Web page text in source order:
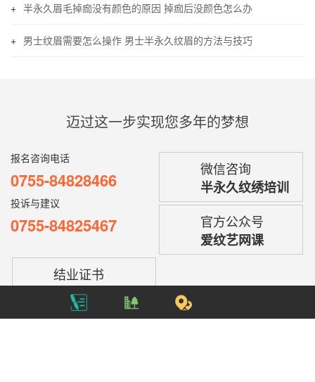
半永久眉毛掉痂没有颜色的原因 掉痂后没颜色怎么办
男士纹眉需要怎么操作 男士半永久纹眉的方法与技巧
迈过这一步实现您多年的梦想
报名咨询电话
0755-84828466
投诉与建议
0755-84825467
微信咨询
半永久纹绣培训
官方公众号
爱纹艺网课
结业证书
点击查询